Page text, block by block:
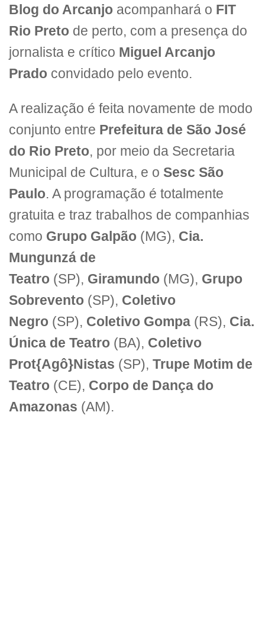
Blog do Arcanjo acompanhará o FIT
Rio Preto de perto, com a presença do
jornalista e crítico Miguel Arcanjo
Prado convidado pelo evento.
A realização é feita novamente de modo
conjunto entre Prefeitura de São José
do Rio Preto, por meio da Secretaria
Municipal de Cultura, e o Sesc São
Paulo. A programação é totalmente
gratuita e traz trabalhos de companhias
como Grupo Galpão (MG), Cia.
Mungunzá de
Teatro (SP), Giramundo (MG), Grupo
Sobrevento (SP), Coletivo
Negro (SP), Coletivo Gompa (RS), Cia.
Única de Teatro (BA), Coletivo
Prot{Agô}Nistas (SP), Trupe Motim de
Teatro (CE), Corpo de Dança do
Amazonas (AM).